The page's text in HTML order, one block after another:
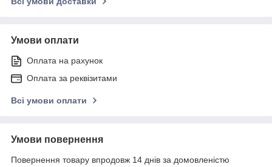
Умови оплати
Оплата на рахунок
Оплата за реквізитами
Всі умови оплати
Умови повернення
Повернення товару впродовж 14 днів за домовленістю